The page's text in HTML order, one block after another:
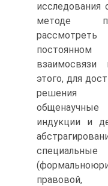
исследования
методе
этого, для
решения
индукции и
правовой,